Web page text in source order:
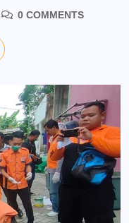
0 COMMENTS